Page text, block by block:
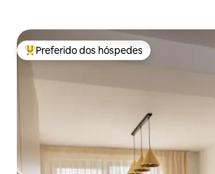
Entre os melhores preferidos dos hóspedes
Preferido dos hóspedes